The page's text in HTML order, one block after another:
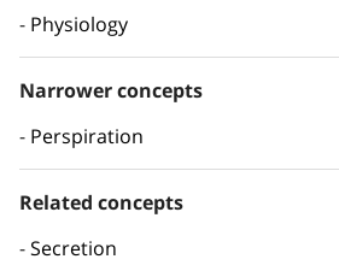
Physiology
Narrower concepts
Perspiration
Related concepts
Secretion